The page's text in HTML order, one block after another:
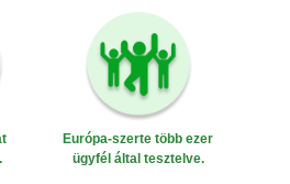
Európa-szerte több ezer
ügyfél által tesztelve.